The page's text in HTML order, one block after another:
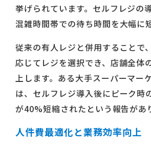
挙げられています。セルフレジの
混雑時間帯での待ち時間を大幅に
従来の有人レジと併用することで
応じてレジを選択でき、店舗全体
上します。ある大手スーパーマー
は、セルフレジ導入後にピーク時
が40%短縮されたという報告があ
人件費最適化と業務効率向上